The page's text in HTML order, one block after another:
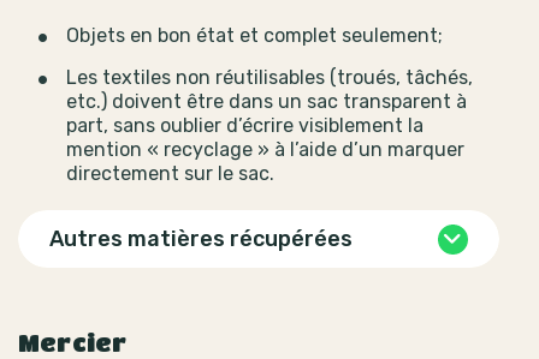
Objets en bon état et complet seulement;
Les textiles non réutilisables (troués, tâchés,
etc.) doivent être dans un sac transparent à
part, sans oublier d’écrire visiblement la
mention « recyclage » à l’aide d’un marquer
directement sur le sac.
Autres matières récupérées
Mercier